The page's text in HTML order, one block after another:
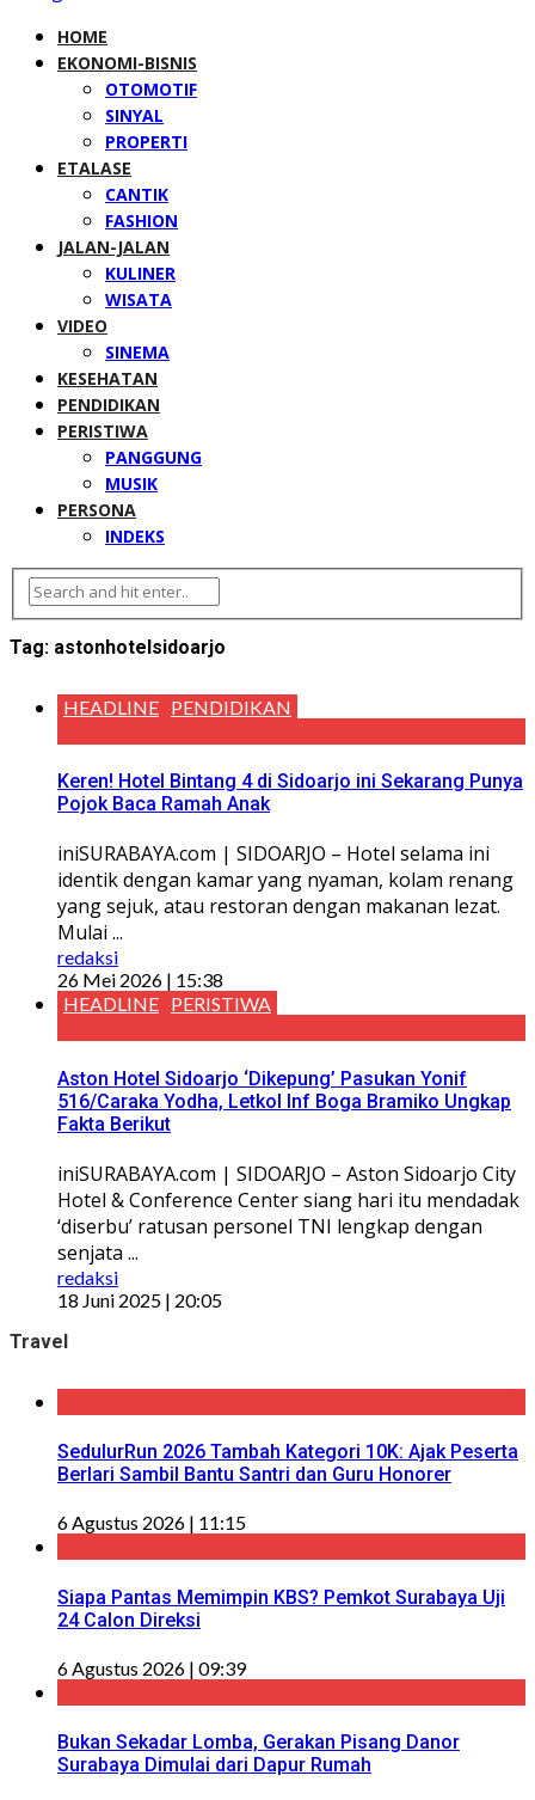
HOME
EKONOMI-BISNIS
OTOMOTIF
SINYAL
PROPERTI
ETALASE
CANTIK
FASHION
JALAN-JALAN
KULINER
WISATA
VIDEO
SINEMA
KESEHATAN
PENDIDIKAN
PERISTIWA
PANGGUNG
MUSIK
PERSONA
INDEKS
Tag: astonhotelsidoarjo
HEADLINE PENDIDIKAN
Keren! Hotel Bintang 4 di Sidoarjo ini Sekarang Punya
Pojok Baca Ramah Anak
iniSURABAYA.com | SIDOARJO – Hotel selama ini
identik dengan kamar yang nyaman, kolam renang
yang sejuk, atau restoran dengan makanan lezat.
Mulai ...
redaksi
26 Mei 2026 | 15:38
HEADLINE PERISTIWA
Aston Hotel Sidoarjo ‘Dikepung’ Pasukan Yonif
516/Caraka Yodha, Letkol Inf Boga Bramiko Ungkap
Fakta Berikut
iniSURABAYA.com | SIDOARJO – Aston Sidoarjo City
Hotel & Conference Center siang hari itu mendadak
‘diserbu’ ratusan personel TNI lengkap dengan
senjata ...
redaksi
18 Juni 2025 | 20:05
Travel
SedulurRun 2026 Tambah Kategori 10K: Ajak Peserta
Berlari Sambil Bantu Santri dan Guru Honorer
6 Agustus 2026 | 11:15
Siapa Pantas Memimpin KBS? Pemkot Surabaya Uji
24 Calon Direksi
6 Agustus 2026 | 09:39
Bukan Sekadar Lomba, Gerakan Pisang Danor
Surabaya Dimulai dari Dapur Rumah